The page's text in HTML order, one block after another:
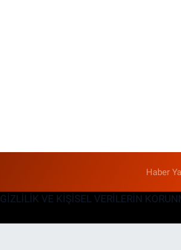
Haber
GİZLİLİK VE KİŞİSEL VERİLERİN